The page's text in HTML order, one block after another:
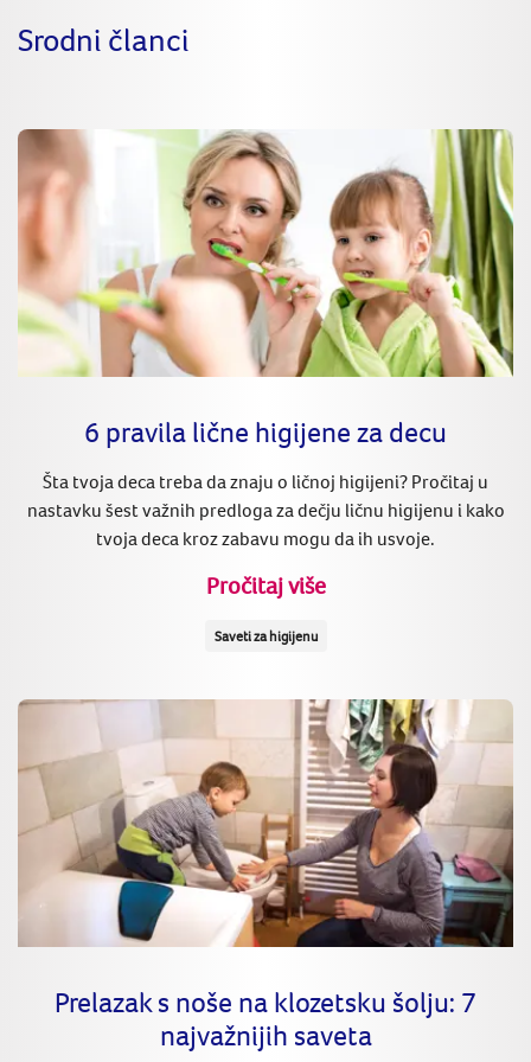
Srodni članci
6 pravila lične higijene za decu
Šta tvoja deca treba da znaju o ličnoj higijeni? Pročitaj u
nastavku šest važnih predloga za dečju ličnu higijenu i kako
tvoja deca kroz zabavu mogu da ih usvoje.
Pročitaj više
Saveti za higijenu
Prelazak s noše na klozetsku šolju: 7
najvažnijih saveta